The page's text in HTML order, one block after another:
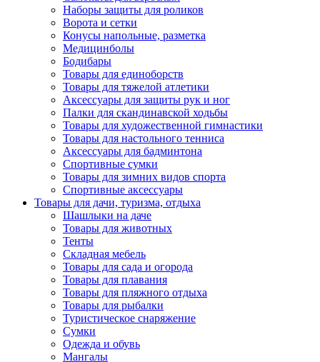
Наборы защиты для роликов
Ворота и сетки
Конусы напольные, разметка
Медицинболы
Бодибары
Товары для единоборств
Товары для тяжелой атлетики
Аксессуары для защиты рук и ног
Палки для скандинавской ходьбы
Товары для художественной гимнастики
Товары для настольного тенниса
Аксессуары для бадминтона
Спортивные сумки
Товары для зимних видов спорта
Спортивные аксессуары
Товары для дачи, туризма, отдыха
Шашлыки на даче
Товары для животных
Тенты
Складная мебель
Товары для сада и огорода
Товары для плавания
Товары для пляжного отдыха
Товары для рыбалки
Туристическое снаряжение
Сумки
Одежда и обувь
Мангалы